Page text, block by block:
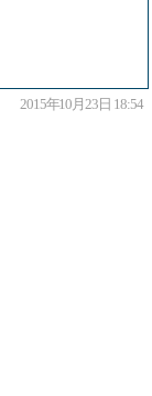
2015年10月23日 18:54